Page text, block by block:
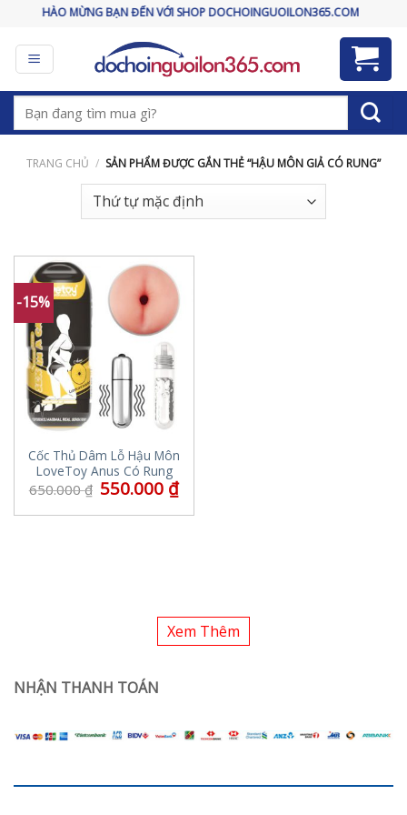
content
CHÀO MỪNG BẠN ĐẾN VỚI SHOP DOCHOINGUOILON365.COM
Tìm
kiếm:
TRANG CHỦ / SẢN PHẨM ĐƯỢC GẮN THẺ “HẬU MÔN GIẢ CÓ RUNG”
-15%
Cốc Thủ Dâm Lỗ Hậu Môn
LoveToy Anus Có Rung
650.000₫ 550.000 ₫
Xem Thêm
NHẬN THANH TOÁN